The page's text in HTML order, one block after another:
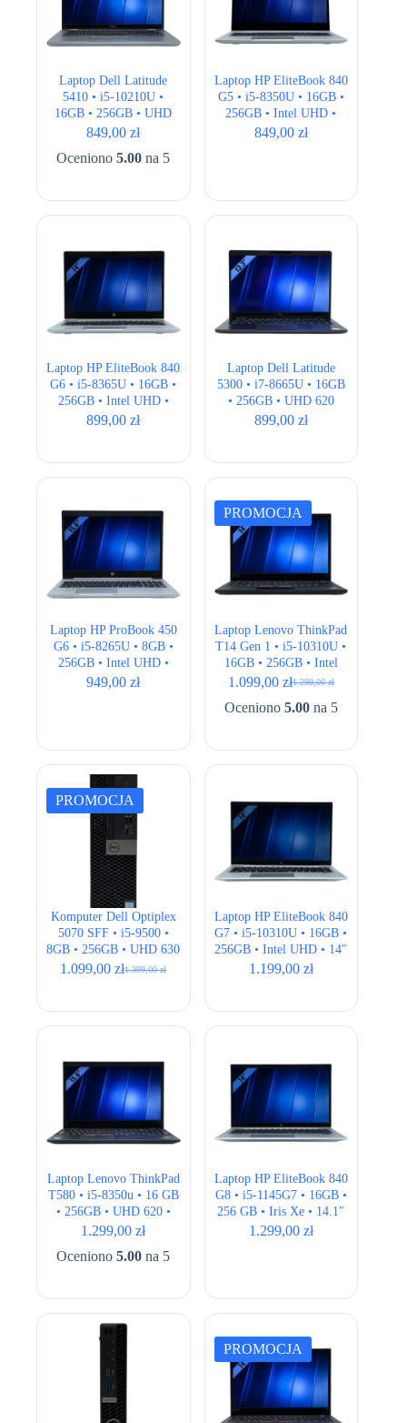
Laptop Dell Latitude
5410 • i5-10210U •
16GB • 256GB • UHD
620 • 14 ” Full HD
849,00zł
Oceniono5.00 na 5
Laptop HP EliteBook 840
G5 • i5-8350U • 16GB •
256GB • Intel UHD •
14,1″ Full HD
849,00 zł
Laptop HP EliteBook 840
G6 • i5-8365U • 16GB •
256GB • Intel UHD •
14,1″ Full HD
899,00zł
Laptop Dell Latitude
5300 • i7-8665U • 16GB
• 256GB • UHD 620
•13.3″ Full HD
899,00 zł
Laptop HP ProBook 450
G6 • i5-8265U • 8GB •
256GB • Intel UHD •
15,6″ Full HD
949,00zł
PROMOCJA
Laptop Lenovo ThinkPad
T14 Gen 1 • i5-10310U •
16GB • 256GB • Intel
UHD • 14,1″ Full HD
1.299,00zł
Pierwotna
cena
1.099,00 zł
Aktualna
cena
Oceniono 5.00na 5
PROMOCJA
Komputer Dell Optiplex
5070 SFF • i5-9500 •
8GB • 256GB • UHD 630
1.399,00zł
Pierwotna
wynosiła:
1.399,00 zł.
1.099,00zł
Aktualna
wynosi:
1.099,00 zł.
Laptop HP EliteBook 840
G7 • i5-10310U • 16GB •
256GB • Intel UHD • 14″
Full HD
1.199,00 zł
Laptop Lenovo ThinkPad
T580 • i5-8350u • 16 GB
• 256GB • UHD 620 •
15.6″ Full HD
1.299,00zł
Oceniono5.00 na 5
Laptop HP EliteBook 840
G8 • i5-1145G7 • 16GB •
256 GB • Iris Xe • 14.1″
Full HD • QWERTY US
1.299,00 zł
PROMOCJA